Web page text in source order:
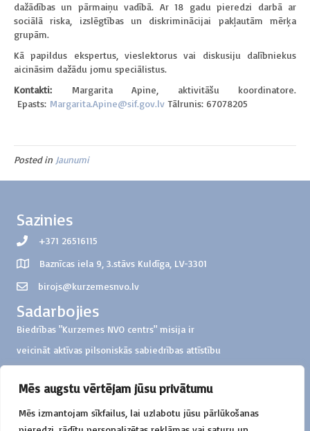
Mēs augstu vērtējam jūsu privātumu
Mēs izmantojam sīkfailus, lai uzlabotu jūsu pārlūkošanas
dažādības un pārmaiņu vadībā. Ar 18 gadu pieredzi darbā ar
sociālā riska, izslēgtības un diskriminācijai pakļautām mērķa
grupām.
Kā papildus ekspertus, vieslektorus vai diskusiju dalībniekus
aicināsim dažādu jomu speciālistus.
Kontakti: Margarita Apine, aktivitāšu koordinatore.
Epasts: Margarita.Apine@sif.gov.lv Tālrunis: 67078205
Posted in Jaunumi
Sazinies
+371 26516115
Baznīcas iela 9, 3.stāvs Kuldīga, LV-3301
birojs@kurzemesnvo.lv
Sadarbojies
Biedrības "Kurzemes NVO centrs" misija ir
veicināt aktīvas pilsoniskās sabiedrības attīstību
Ziedo
Biedrība "Kurzemes NVO centrs"